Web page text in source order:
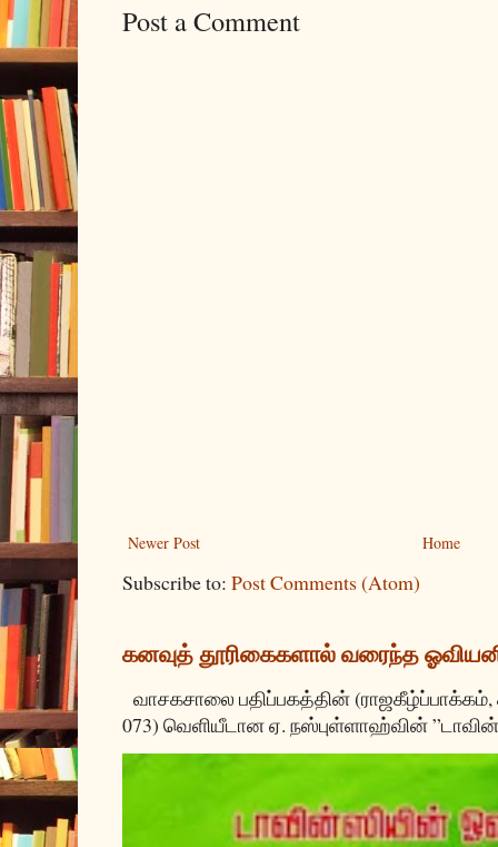
Post a Comment
Newer Post Home
Subscribe to: Post Comments (Atom)
கனவுத் தூரிகைகளால் வரைந்த
வாசகசாலை பதிப்பகத்தின்
073) வெளியீடான ஏ. நஸ்புள்ளாஹ்வின்